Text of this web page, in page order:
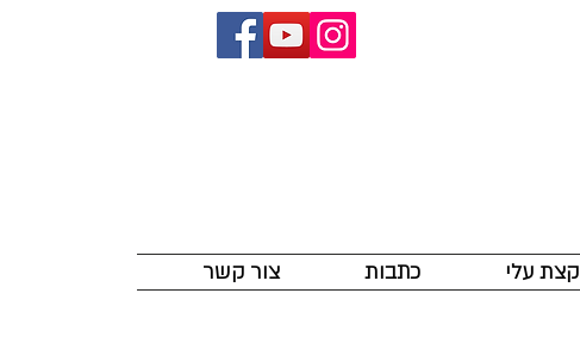
צור קשר כתבות קצת עלי